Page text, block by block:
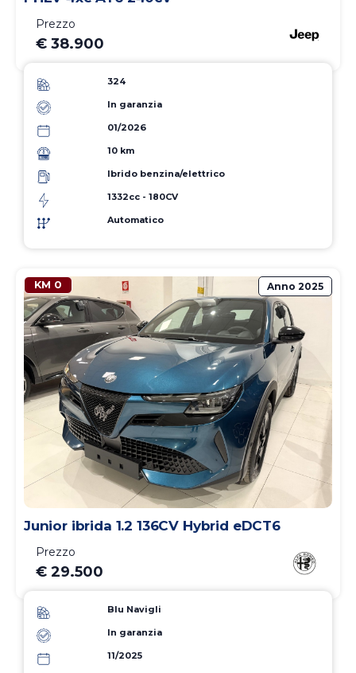
Prezzo
€ 38.900
324
In garanzia
01/2026
10 km
Ibrido benzina/elettrico
1332cc - 180CV
Automatico
KM 0 Anno 2025
Junior ibrida 1.2 136CV Hybrid eDCT6
Prezzo
€ 29.500
Blu Navigli
In garanzia
11/2025